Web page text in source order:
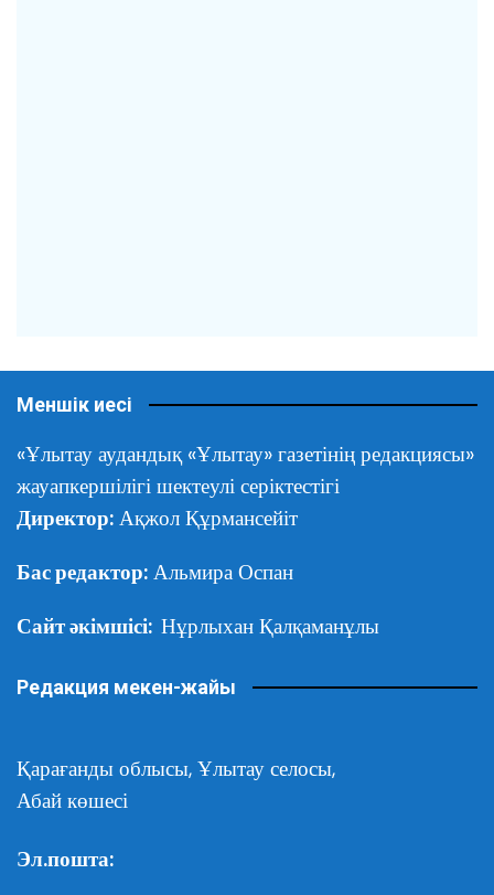
Меншік иесі
«Ұлытау аудандық «Ұлытау» газетінің редакциясы»
жауапкершілігі шектеулі серіктестігі
Директор: Ақжол Құрмансейіт
Бас редактор: Альмира Оспан
Сайт әкімшісі: Нұрлыхан Қалқаманұлы
Редакция мекен-жайы
Қарағанды облысы, Ұлытау селосы,
Абай көшесі
Эл.пошта: